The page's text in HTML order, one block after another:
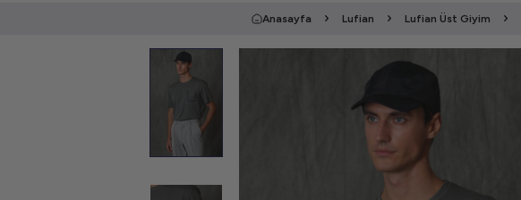
Anasayfa Lufian Lufian Üst Giyim